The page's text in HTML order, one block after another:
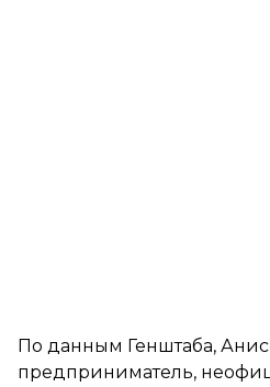
По данным Генштаба,
предприниматель,